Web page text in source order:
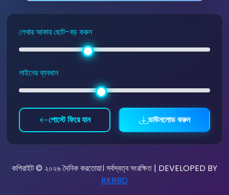
লেখার আকার ছোট-বড় করুন
লাইনের ব্যবধান
পোস্টে ফিরে যান ডাউনলোড করুন
কপিরাইট © ২০২৬ দৈনিক করতোয়া। সর্বস্বত্ব সংরক্ষিত | DEVELOPED BY
RKRBD